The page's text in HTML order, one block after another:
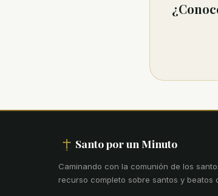
Santo por un Minuto
Caminando con la comunión de los
recurso completo sobre santos y beatos